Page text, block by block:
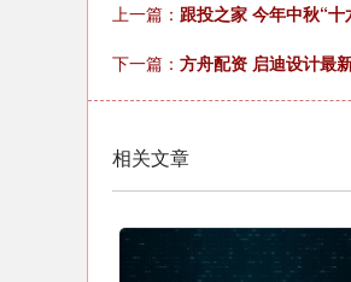
上一篇： 跟投之家 今年中秋“
下一篇： 方舟配资 启迪设计最
相关文章